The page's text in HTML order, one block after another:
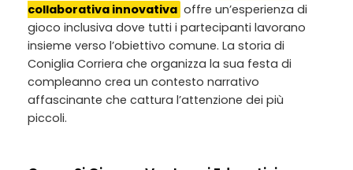
collaborativa innovativa offre un’esperienza di
gioco inclusiva dove tutti i partecipanti lavorano
insieme verso l’obiettivo comune. La storia di
Coniglia Corriera che organizza la sua festa di
compleanno crea un contesto narrativo
affascinante che cattura l’attenzione dei più
piccoli.